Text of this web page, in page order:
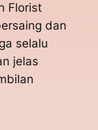
Florist
dan
selalu
jelas